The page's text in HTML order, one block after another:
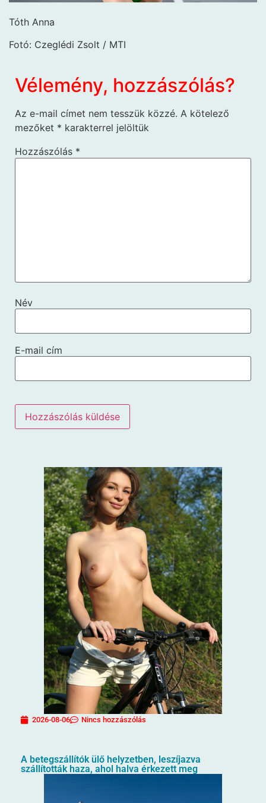
Tóth Anna
Fotó: Czeglédi Zsolt / MTI
Vélemény, hozzászólás?
Az e-mail címet nem tesszük közzé. A kötelező
mezőket * karakterrel jelöltük
Hozzászólás *
Név
E-mail cím
2026-08-06 Nincs hozzászólás
A betegszállítók ülő helyzetben, leszíjazva
szállították haza, ahol halva érkezett meg